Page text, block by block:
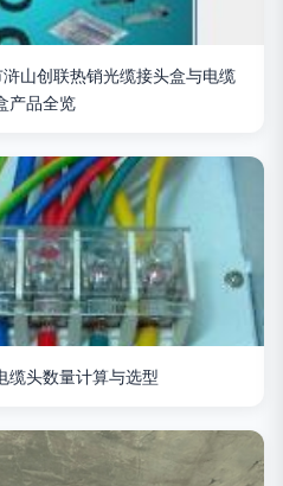
山创联热销光缆接头盒与电缆
产品全览
缆头数量计算与选型